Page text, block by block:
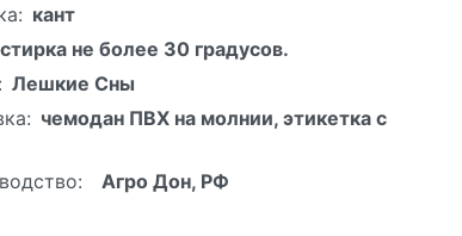
кант
стирка не более 30 градусов.
Лешкие Сны
чемодан ПВХ на молнии, этикетка с
Агро Дон, РФ